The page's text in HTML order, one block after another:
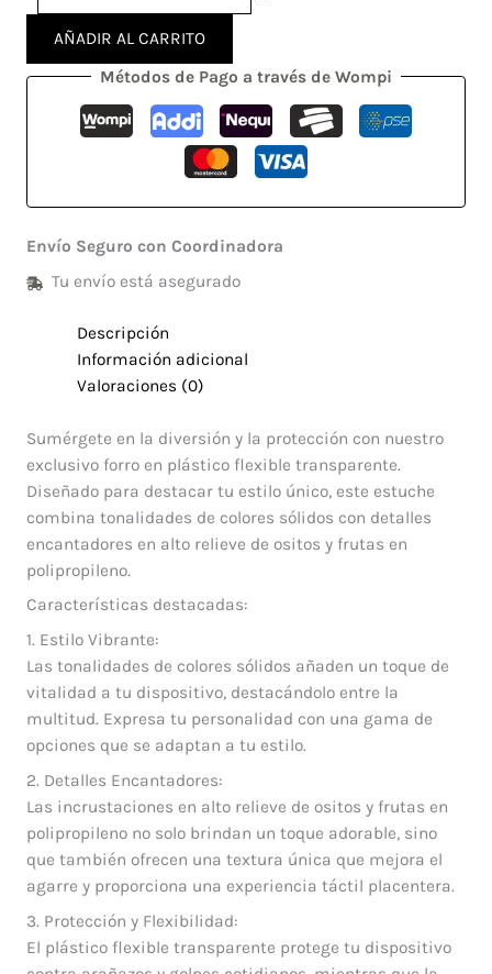
AÑADIR AL CARRITO
Métodos de Pago a través de Wompi
Envío Seguro con Coordinadora
Tu envío está asegurado
Descripción
Información adicional
Valoraciones (0)
Sumérgete en la diversión y la protección con nuestro
exclusivo forro en plástico flexible transparente.
Diseñado para destacar tu estilo único, este estuche
combina tonalidades de colores sólidos con detalles
encantadores en alto relieve de ositos y frutas en
polipropileno.
Características destacadas:
1. Estilo Vibrante:
Las tonalidades de colores sólidos añaden un toque de
vitalidad a tu dispositivo, destacándolo entre la
multitud. Expresa tu personalidad con una gama de
opciones que se adaptan a tu estilo.
2. Detalles Encantadores:
Las incrustaciones en alto relieve de ositos y frutas en
polipropileno no solo brindan un toque adorable, sino
que también ofrecen una textura única que mejora el
agarre y proporciona una experiencia táctil placentera.
3. Protección y Flexibilidad:
El plástico flexible transparente protege tu dispositivo